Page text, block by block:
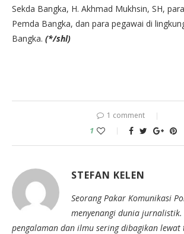
Sekda Bangka, H. Akhmad Mukhsin, SH,
Pemda Bangka, dan para pegawai di
Bangka. (*/shl)
1 comment
1
STEFAN KELEN
Seorang Pakar Komunikasi
menyenangi dunia jurnalistik.
pengalaman dan ilmu sering dibagikan